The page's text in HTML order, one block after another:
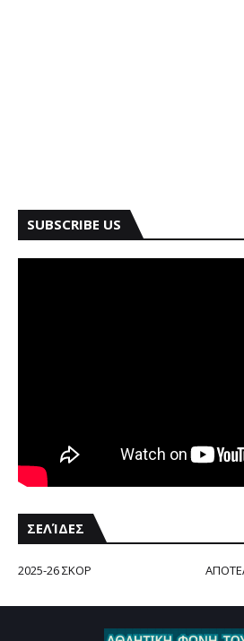
SUBSCRIBE US
ΣΕΛΊΔΕΣ
2025-26 ΣΚΟΡ